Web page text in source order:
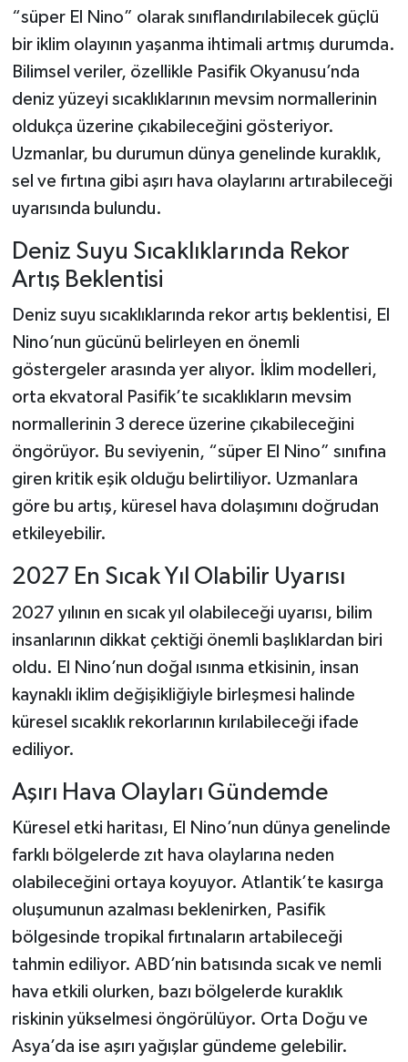
“süper El Nino” olarak sınıflandırılabilecek güçlü
bir iklim olayının yaşanma ihtimali artmış durumda.
Bilimsel veriler, özellikle Pasifik Okyanusu’nda
deniz yüzeyi sıcaklıklarının mevsim normallerinin
oldukça üzerine çıkabileceğini gösteriyor.
Uzmanlar, bu durumun dünya genelinde kuraklık,
sel ve fırtına gibi aşırı hava olaylarını artırabileceği
uyarısında bulundu.
Deniz Suyu Sıcaklıklarında Rekor
Artış Beklentisi
Deniz suyu sıcaklıklarında rekor artış beklentisi, El
Nino’nun gücünü belirleyen en önemli
göstergeler arasında yer alıyor. İklim modelleri,
orta ekvatoral Pasifik’te sıcaklıkların mevsim
normallerinin 3 derece üzerine çıkabileceğini
öngörüyor. Bu seviyenin, “süper El Nino” sınıfına
giren kritik eşik olduğu belirtiliyor. Uzmanlara
göre bu artış, küresel hava dolaşımını doğrudan
etkileyebilir.
2027 En Sıcak Yıl Olabilir Uyarısı
2027 yılının en sıcak yıl olabileceği uyarısı, bilim
insanlarının dikkat çektiği önemli başlıklardan biri
oldu. El Nino’nun doğal ısınma etkisinin, insan
kaynaklı iklim değişikliğiyle birleşmesi halinde
küresel sıcaklık rekorlarının kırılabileceği ifade
ediliyor.
Aşırı Hava Olayları Gündemde
Küresel etki haritası, El Nino’nun dünya genelinde
farklı bölgelerde zıt hava olaylarına neden
olabileceğini ortaya koyuyor. Atlantik’te kasırga
oluşumunun azalması beklenirken, Pasifik
bölgesinde tropikal fırtınaların artabileceği
tahmin ediliyor. ABD’nin batısında sıcak ve nemli
hava etkili olurken, bazı bölgelerde kuraklık
riskinin yükselmesi öngörülüyor. Orta Doğu ve
Asya’da ise aşırı yağışlar gündeme gelebilir.